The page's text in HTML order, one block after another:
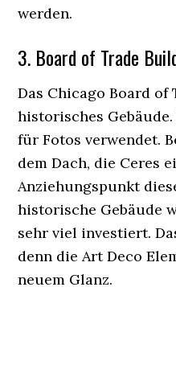
werden.
3. Board of Trade
Das Chicago Board
historisches
für Fotos verwendet.
dem Dach, die Ceres
Anziehungspunkt
historische Gebäude
sehr viel investiert.
denn die Art Deco
neuem Glanz.